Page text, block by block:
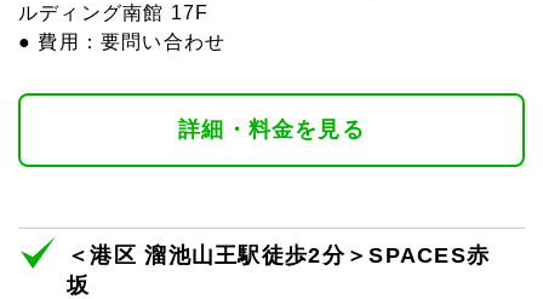
ルディング南館 17F
● 費用：要問い合わせ
詳細・料金を見る
＜港区 溜池山王駅徒歩2分＞SPACES赤
坂